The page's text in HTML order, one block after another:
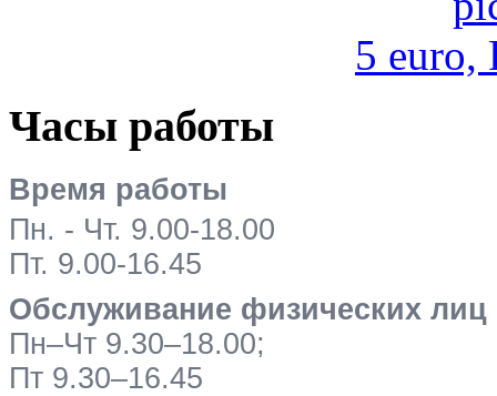
5 euro,
Часы работы
Время работы
Пн. - Чт. 9.00-18.00
Пт. 9.00-16.45
Обслуживание физических лиц
Пн–Чт 9.30–18.00;
Пт 9.30–16.45